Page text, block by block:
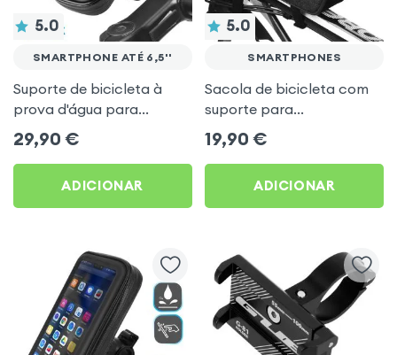
5.0
SMARTPHONE ATÉ 6,5''
Suporte de bicicleta à
prova d'água para
smartphone até 6,5''
fixação no guidão -
Forever Preto
29,90 €
ADICIONAR
5.0
SMARTPHONES
Sacola de bicicleta com
suporte para
Smartphone, Tecido
impermeável com espaço
de arrumação - preto
19,90 €
ADICIONAR